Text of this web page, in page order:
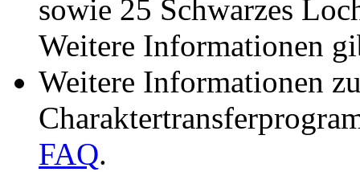
sowie 25 Schwarzes
Weitere Informationen
Weitere Informationen
FAQ.